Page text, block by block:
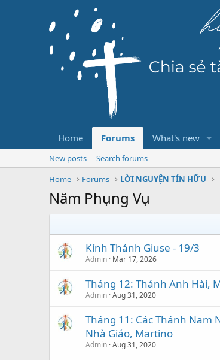
Home Forums What's new
New posts
Search forums
Home
Forums LỜI NGUYỆN TÍN HỮU
Năm Phụng Vụ
Kính Thánh Giuse - 19/3
Admin Mar 17, 2026
Tháng 12: Thánh Anh Hài,
Admin Aug 31, 2020
Tháng 11: Các Thánh Nam
Nhà Giáo, Martino
Admin Aug 31, 2020